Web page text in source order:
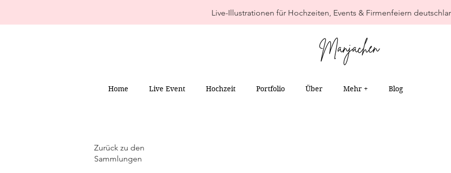
Live-Illustrationen für Hochzeiten, Events & Firmenfeiern
Home Live Event Hochzeit Portfolio Über Mehr + Blog
Zurück zu den
Sammlungen